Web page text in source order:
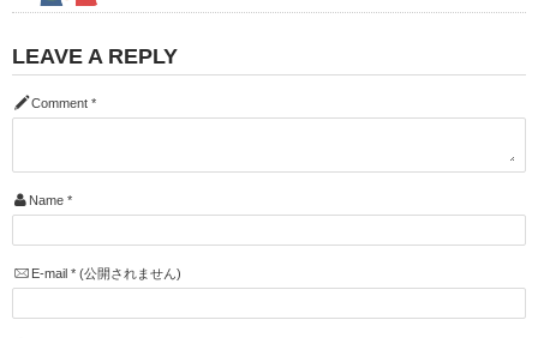
LEAVE A REPLY
Comment *
Name *
E-mail *(公開されません)